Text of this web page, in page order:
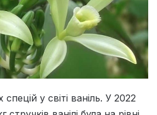
у світі ваніль. У 2022